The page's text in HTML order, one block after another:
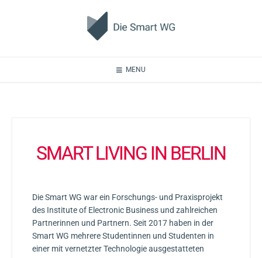
MENU
SMART LIVING IN BERLIN
Die Smart WG war ein Forschungs- und Praxisprojekt
des Institute of Electronic Business und zahlreichen
Partnerinnen und Partnern. Seit 2017 haben in der
Smart WG mehrere Studentinnen und Studenten in
einer mit vernetzter Technologie ausgestatteten